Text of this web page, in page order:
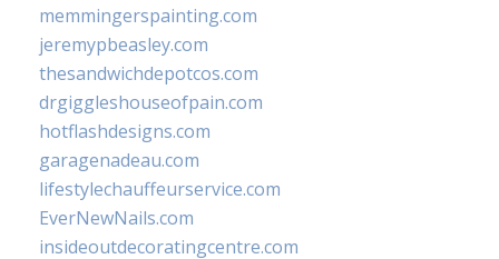
memmingerspainting.com
jeremypbeasley.com
thesandwichdepotcos.com
drgiggleshouseofpain.com
hotflashdesigns.com
garagenadeau.com
lifestylechauffeurservice.com
EverNewNails.com
insideoutdecoratingcentre.com